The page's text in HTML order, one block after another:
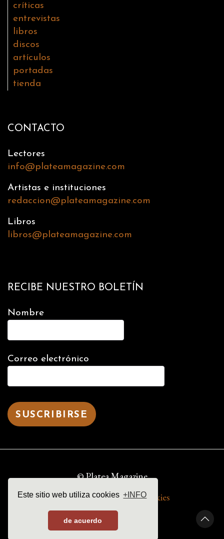
Este sitio web utiliza cookies +INFO
de acuerdo
críticas
entrevistas
libros
discos
artículos
portadas
tienda
CONTACTO
Lectores
info@plateamagazine.com
Artistas e instituciones
redaccion@plateamagazine.com
Libros
libros@plateamagazine.com
RECIBE NUESTRO BOLETÍN
Nombre
Correo electrónico
© Platea Magazine
aviso legal | política de cookies